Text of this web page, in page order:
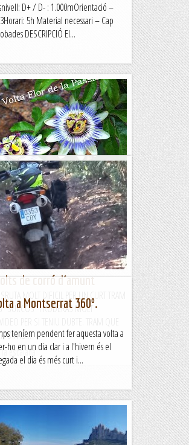
D+ / D- : 1.000mOrientació –
5h Material necessari – Cap
DESCRIPCIÓ El...
Flor de La Passió
de corró d´amunt
MOLT DIFICIL PER UN CURT TRAM
"SURCOS" I RODERAS MOLT
PER SI TENIU DUBTE. TRAM QUE
escalada
a Montserrat 360º.
teníem pendent fer aquesta volta a
ho en un dia clar i a l'hivern és el
el dia és més curt i...